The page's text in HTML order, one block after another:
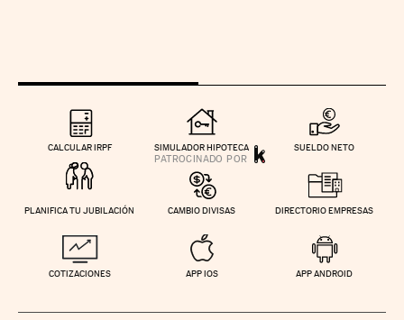
CALCULAR IRPF SIMULADOR HIPOTECA SUELDO NETO
PLANIFICA TU JUBILACIÓN CAMBIO DIVISAS DIRECTORIO EMPRESAS
COTIZACIONES APP IOS APP ANDROID